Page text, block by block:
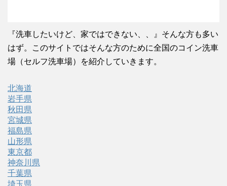
『洗車したいけど、家ではできない、、』そんな方も多い
はず。このサイトではそんな方のために全国のコイン洗車
場（セルフ洗車場）を紹介していきます。
北海道
岩手県
秋田県
宮城県
福島県
山形県
東京都
神奈川県
千葉県
埼玉県